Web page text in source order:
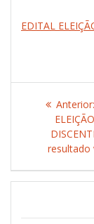
EDITAL
Post
Anterior:
resultado